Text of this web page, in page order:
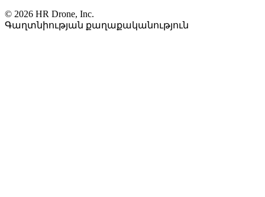
© 2026 HR Drone, Inc.
Գաղտնիության քաղաքականություն